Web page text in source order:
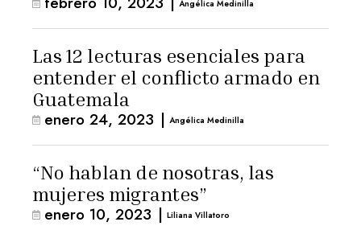
Angélica Medinilla
Las 12 lecturas esenciales para
entender el conflicto armado en
Guatemala
enero 24, 2023 | Angélica Medinilla
“No hablan de nosotras, las
mujeres migrantes”
enero 10, 2023 | Liliana Villatoro